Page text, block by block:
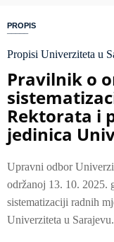
PROPIS
Propisi Univerziteta u
Pravilnik o
Rektorata i
jedinica
Upravni odbor
održanoj 13. 10. 2025.
sistematizaciji radnih
Univerziteta u Sarajevu.